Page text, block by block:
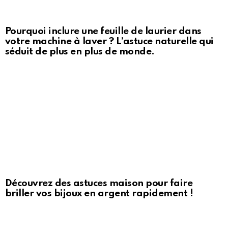
Pourquoi inclure une feuille de laurier dans
votre machine à laver ? L’astuce naturelle qui
séduit de plus en plus de monde.
Découvrez des astuces maison pour faire
briller vos bijoux en argent rapidement !